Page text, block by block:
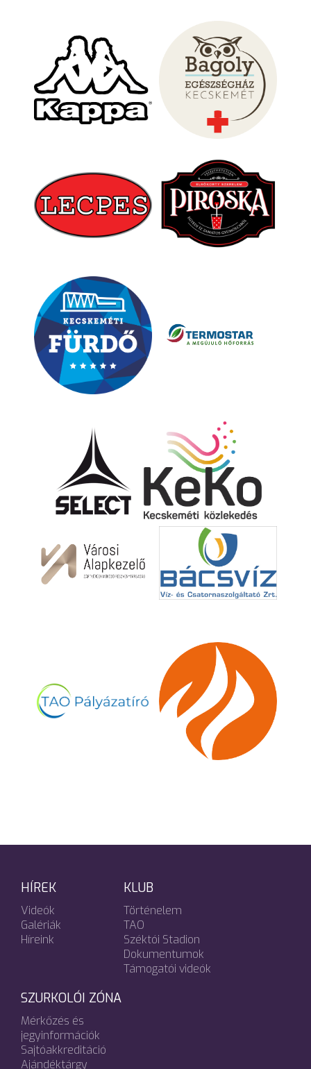
HÍREK
Videók
Galériák
Híreink
KLUB
Történelem
TAO
Széktói Stadion
Dokumentumok
Támogatói videók
SZURKOLÓI ZÓNA
Mérkőzés és
jegyinformációk
Sajtóakkreditáció
Ajándéktárgy